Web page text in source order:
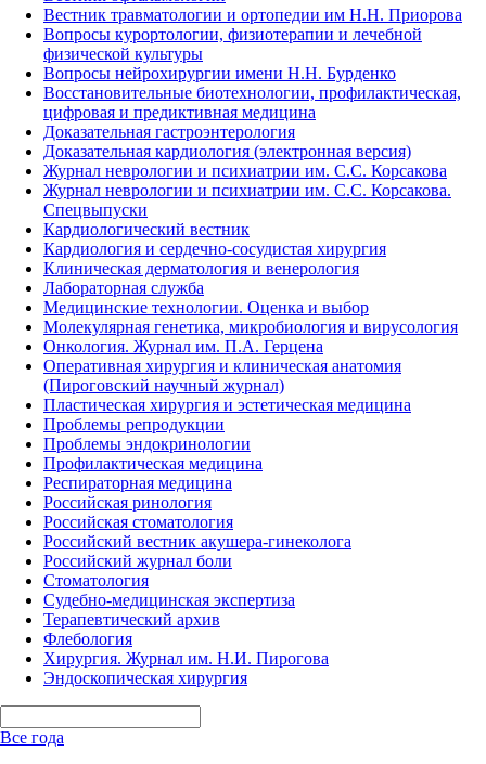
Вестник травматологии и ортопедии им Н.Н. Приорова
Вопросы курортологии, физиотерапии и лечебной
физической культуры
Вопросы нейрохирургии имени Н.Н. Бурденко
Восстановительные биотехнологии, профилактическая,
цифровая и предиктивная медицина
Доказательная гастроэнтерология
Доказательная кардиология (электронная версия)
Журнал неврологии и психиатрии им. С.С. Корсакова
Журнал неврологии и психиатрии им. С.С. Корсакова.
Спецвыпуски
Кардиологический вестник
Кардиология и сердечно-сосудистая хирургия
Клиническая дерматология и венерология
Лабораторная служба
Медицинские технологии. Оценка и выбор
Молекулярная генетика, микробиология и вирусология
Онкология. Журнал им. П.А. Герцена
Оперативная хирургия и клиническая анатомия
(Пироговский научный журнал)
Пластическая хирургия и эстетическая медицина
Проблемы репродукции
Проблемы эндокринологии
Профилактическая медицина
Респираторная медицина
Российская ринология
Российская стоматология
Российский вестник акушера-гинеколога
Российский журнал боли
Стоматология
Судебно-медицинская экспертиза
Терапевтический архив
Флебология
Хирургия. Журнал им. Н.И. Пирогова
Эндоскопическая хирургия
Все года